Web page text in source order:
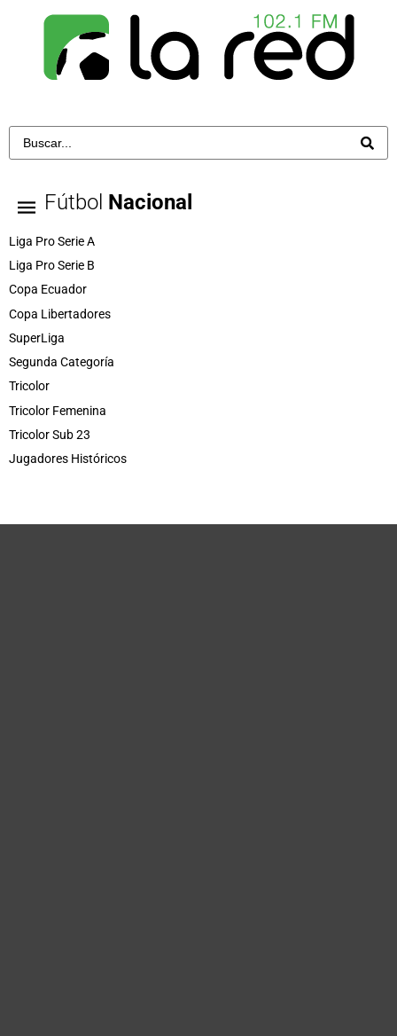
Fútbol Nacional
Liga Pro Serie A
Liga Pro Serie B
Copa Ecuador
Copa Libertadores
SuperLiga
Segunda Categoría
Tricolor
Tricolor Femenina
Tricolor Sub 23
Jugadores Históricos